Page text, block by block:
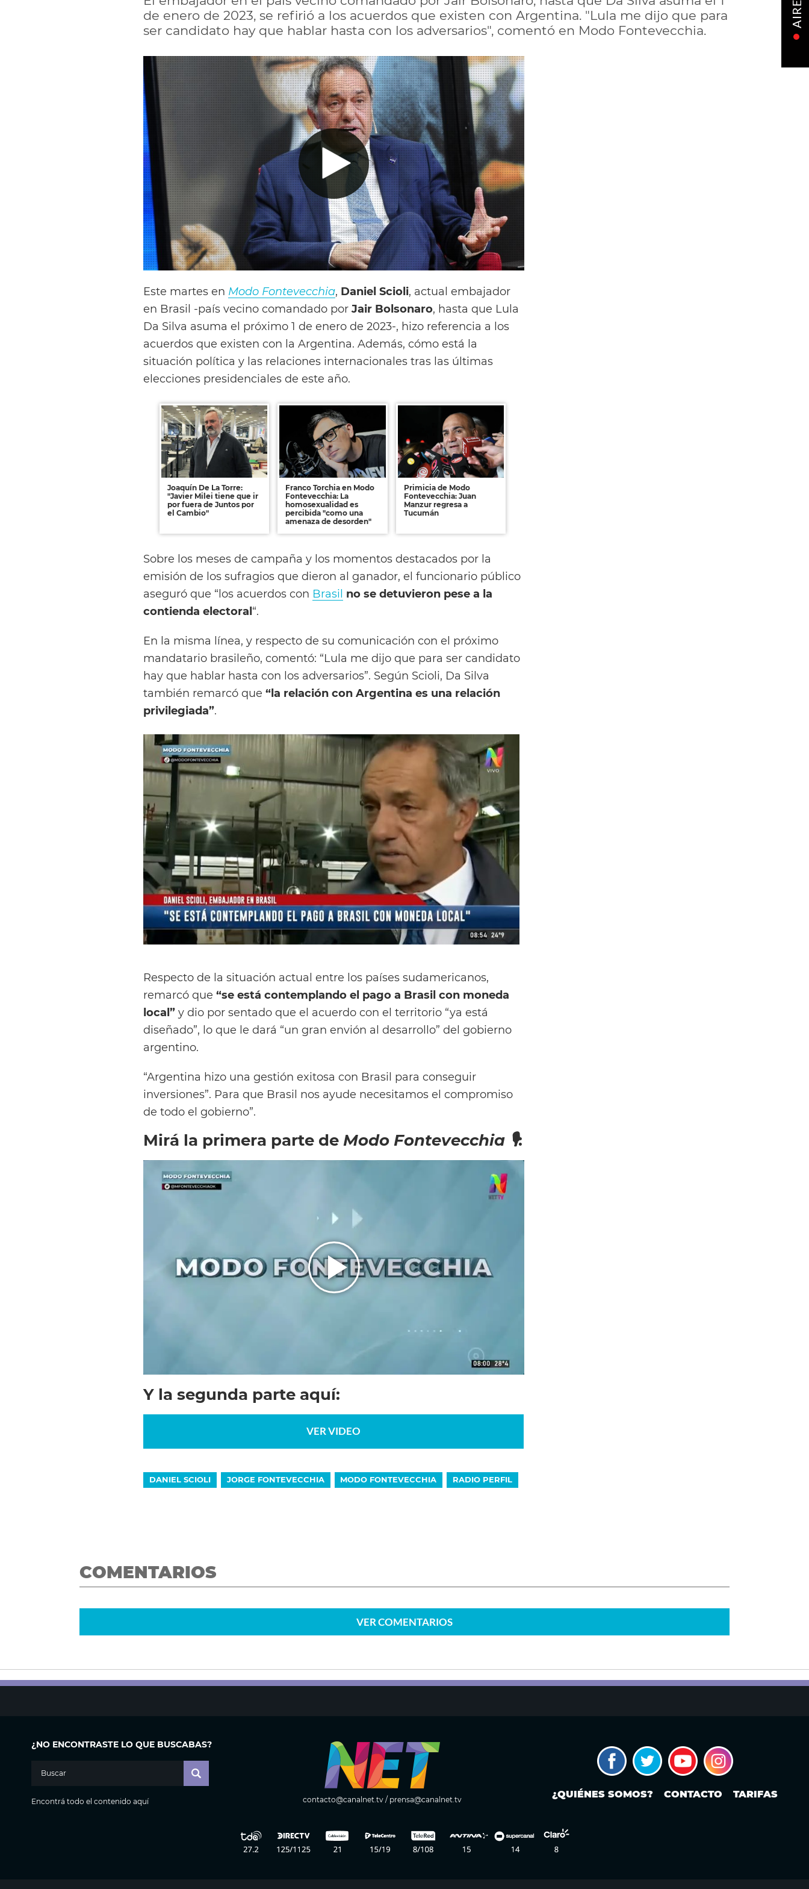
de enero de 2023, se refirió a los acuerdos que existen con Argentina. "Lula me dijo que para
ser candidato hay que hablar hasta con los adversarios", comentó en Modo Fontevecchia.
Este martes en Modo Fontevecchia, Daniel Scioli, actual embajador
en Brasil -país vecino comandado por Jair Bolsonaro, hasta que Lula
Da Silva asuma el próximo 1 de enero de 2023-, hizo referencia a los
acuerdos que existen con la Argentina. Además, cómo está la
situación política y las relaciones internacionales tras las últimas
elecciones presidenciales de este año.
Joaquín De La Torre:
"Javier Milei tiene que ir
por fuera de Juntos por
el Cambio"
Franco Torchia en Modo
Fontevecchia: La
homosexualidad es
percibida "como una
amenaza de desorden"
Primicia de Modo
Fontevecchia: Juan
Manzur regresa a
Tucumán
Sobre los meses de campaña y los momentos destacados por la
emisión de los sufragios que dieron al ganador, el funcionario público
aseguró que “los acuerdos con Brasil no se detuvieron pese a la
contienda electoral“.
En la misma línea, y respecto de su comunicación con el próximo
mandatario brasileño, comentó: “Lula me dijo que para ser candidato
hay que hablar hasta con los adversarios”. Según Scioli, Da Silva
también remarcó que “la relación con Argentina es una relación
privilegiada”.
Respecto de la situación actual entre los países sudamericanos,
remarcó que “se está contemplando el pago a Brasil con moneda
local” y dio por sentado que el acuerdo con el territorio “ya está
diseñado”, lo que le dará “un gran envión al desarrollo” del gobierno
argentino.
“Argentina hizo una gestión exitosa con Brasil para conseguir
inversiones”. Para que Brasil nos ayude necesitamos el compromiso
de todo el gobierno”.
Mirá la primera parte de Modo Fontevecchia 🎙:
Y la segunda parte aquí:
VER VIDEO
DANIEL SCIOLI JORGE FONTEVECCHIA MODO FONTEVECCHIA RADIO PERFIL
COMENTARIOS
VERCOMENTARIOS
¿NO ENCONTRASTE LO QUE BUSCABAS?
Encontrá todo el contenido aquí contacto@canalnet.tv/ prensa@canalnet.tv ¿QUIÉNES SOMOS? CONTACTO TARIFAS
AIRE